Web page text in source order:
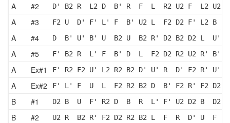
A #2 D' B2 R  L2 D  B' R  F  L  R2 U2 F  L2 U2
A #3 F2 U  D' F' L' F  B' U2 L  F2 D2 F' L2 B
A #4 D  B' U' B' U  B2 U  B2 R' D2 B2 D2 L  U'
A #5 F' B2 R  L' F  B' D  L  F2 D2 R2 U2 R' B'
A Ex#1 F' R2 F2 U' L2 R2 B2 D' U' R  D' F2 R' U'
A Ex#2 F' L' F  U  L  F2 R2 B2 D  B' F2 R' F2 D2
B #1 D2 B  U  F' R2 D  B  R  L' F' U2 D2 B  D2
B #2 U2 R  B2 R' F2 D2 R2 B2 L  F  R  D' U  F